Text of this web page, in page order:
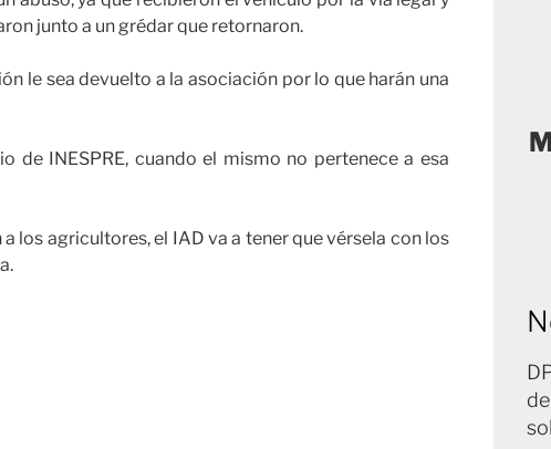
junto a un grédar que retornaron.
le sea devuelto a la asociación por lo que harán una
de INESPRE, cuando el mismo no pertenece a esa
los agricultores, el IAD va a tener que vérsela con los